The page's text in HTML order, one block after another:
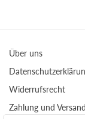
Über uns
Widerrufsrecht
Zahlung und Versand